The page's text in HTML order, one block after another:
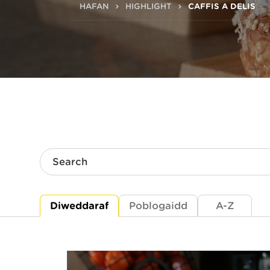
HAFAN HIGHLIGHT CAFFIS A DELIS
Search
Diweddaraf Poblogaidd A-Z